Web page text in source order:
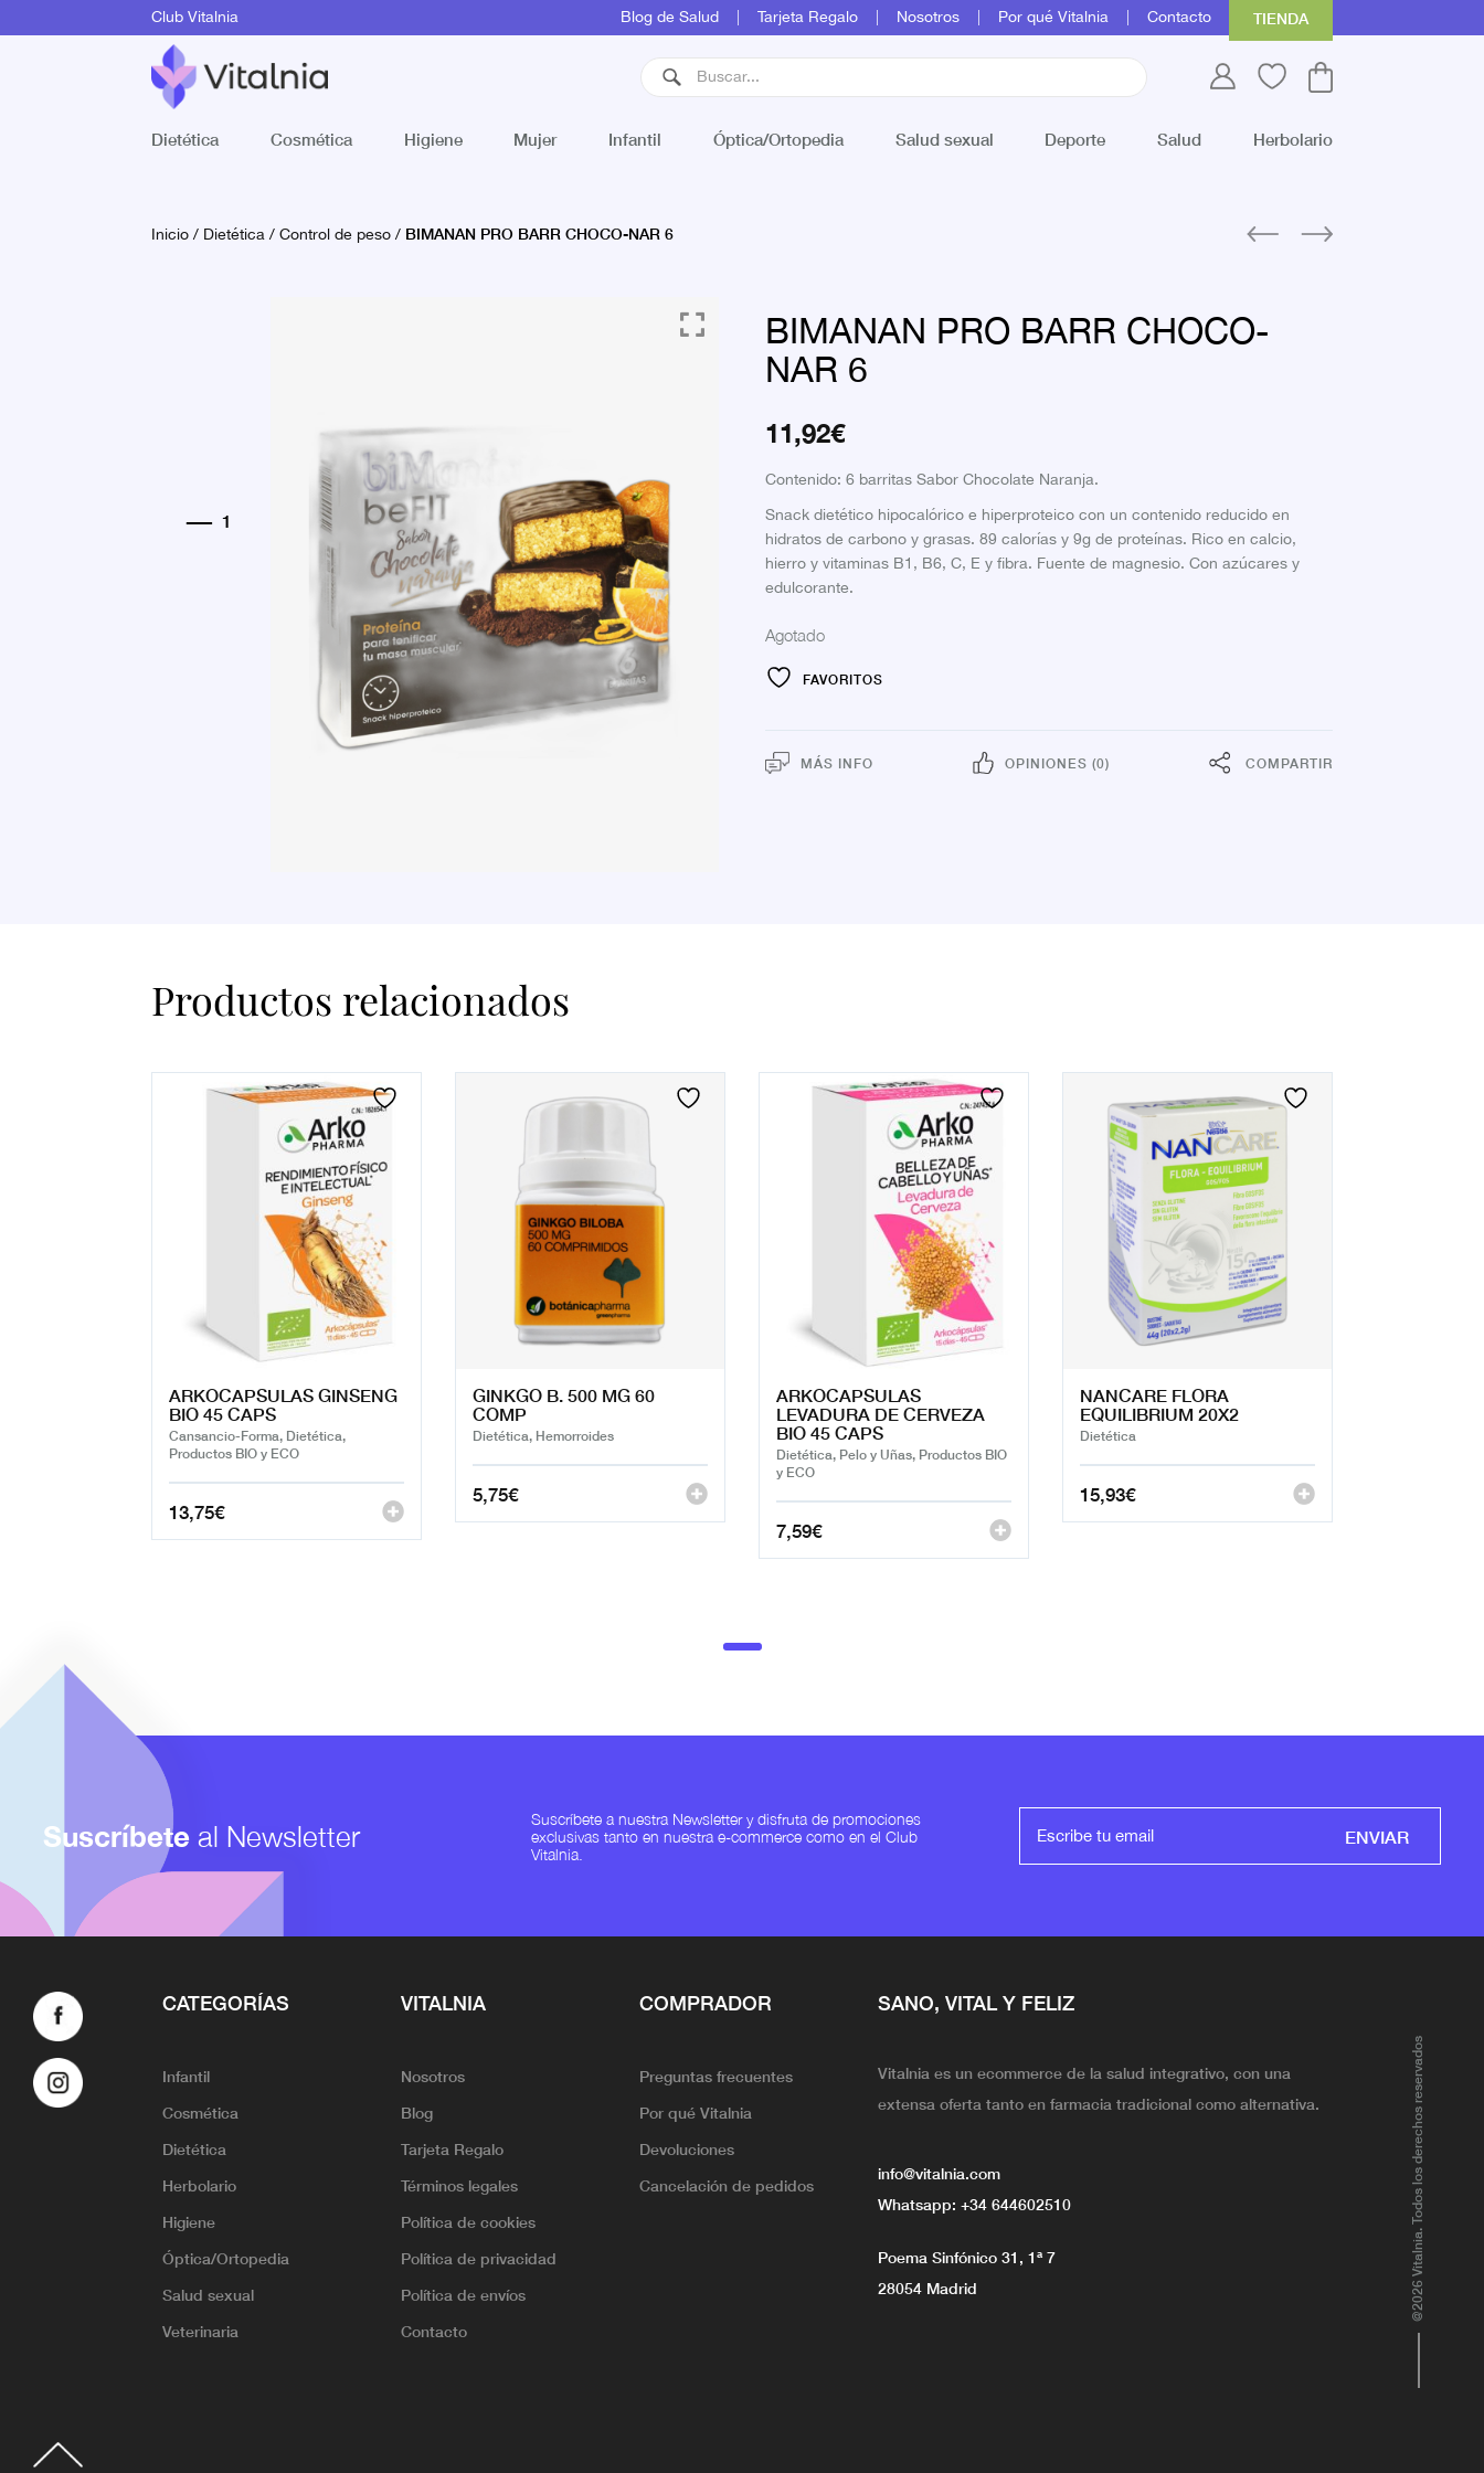
Club Vitalnia Blog de Salud Tarjeta Regalo Nosotros Por qué Vitalnia Contacto TIENDA
Dietética Cosmética Higiene Mujer Infantil Óptica/Ortopedia Salud sexual Deporte Salud Herbolario
Inicio/ Dietética/Control de peso/ BIMANAN PRO BARR CHOCO-NAR 6
BIMANAN PRO BARR CHOCO-
NAR 6
11,92€
Contenido: 6 barritas Sabor Chocolate Naranja.
Snack dietético hipocalórico e hiperproteico con un contenido reducido en
hidratos de carbono y grasas. 89 calorías y 9g de proteínas. Rico en calcio,
hierro y vitaminas B1, B6, C, E y fibra. Fuente de magnesio. Con azúcares y
edulcorante.
Agotado
FAVORITOS
MÁS INFO OPINIONES (0) COMPARTIR
Productos relacionados
ARKOCAPSULAS GINSENG
BIO 45 CAPS
Cansancio-Forma, Dietética,
Productos BIO y ECO
13,75€
GINKGO B. 500 MG 60
COMP
Dietética, Hemorroides
5,75€
ARKOCAPSULAS
LEVADURA DE CERVEZA
BIO 45 CAPS
Dietética, Pelo y Uñas, Productos BIO
y ECO
7,59€
NANCARE FLORA
EQUILIBRIUM 20X2
Dietética
15,93€
Suscríbete al Newsletter
Suscríbete a nuestra Newsletter y disfruta de promociones
exclusivas tanto en nuestra e-commerce como en el Club
Vitalnia.
ENVIAR
CATEGORÍAS
Infantil
Cosmética
Dietética
Herbolario
Higiene
Óptica/Ortopedia
Salud sexual
Veterinaria
VITALNIA
Nosotros
Blog
Tarjeta Regalo
Términos legales
Política de cookies
Política de privacidad
Política de envíos
Contacto
COMPRADOR
Preguntas frecuentes
Por qué Vitalnia
Devoluciones
Cancelación de pedidos
SANO, VITAL Y FELIZ
Vitalnia es un ecommerce de la salud integrativo, con una
extensa oferta tanto en farmacia tradicional como alternativa.
info@vitalnia.com
Whatsapp: +34 644602510
Poema Sinfónico 31, 1ª 7
28054 Madrid
@2026 Vitalnia. Todos los derechos reservados